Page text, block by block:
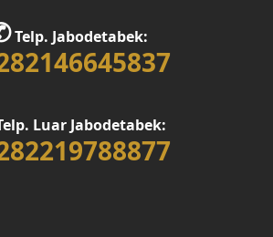
Telp. Jabodetabek:
Luar Jabodetabek: